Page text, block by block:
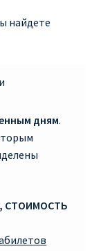
PASS
найдете
дням.
СТОИМОСТЬ